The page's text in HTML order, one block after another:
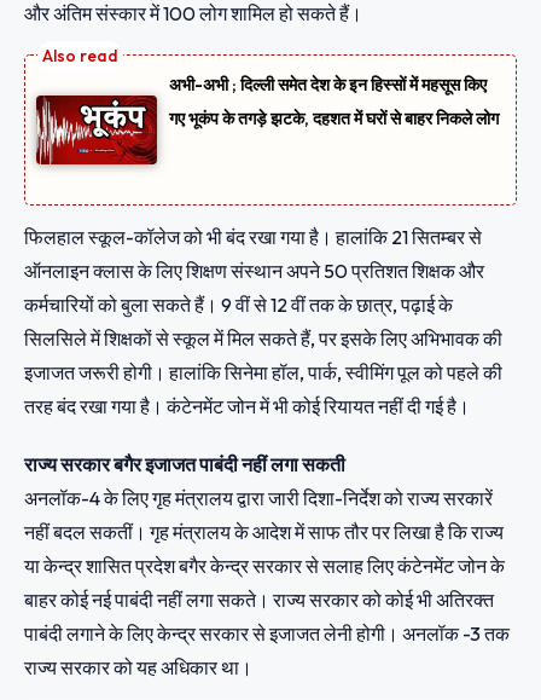
और अंतिम संस्कार में 100 लोग शामिल हो सकते हैं।
अभी-अभी ; दिल्ली समेत देश के इन हिस्सों में महसूस किए
गए भूकंप के तगड़े झटके, दहशत में घरों से बाहर निकले लोग
फिलहाल स्कूल-कॉलेज को भी बंद रखा गया है। हालांकि 21 सितम्बर से
ऑनलाइन क्लास के लिए शिक्षण संस्थान अपने 50 प्रतिशत शिक्षक और
कर्मचारियों को बुला सकते हैं। 9 वीं से 12 वीं तक के छात्र, पढ़ाई के
सिलसिले में शिक्षकों से स्कूल में मिल सकते हैं, पर इसके लिए अभिभावक की
इजाजत जरूरी होगी। हालांकि सिनेमा हॉल, पार्क, स्वीमिंग पूल को पहले की
तरह बंद रखा गया है। कंटेनमेंट जोन में भी कोई रियायत नहीं दी गई है।
राज्य सरकार बगैर इजाजत पाबंदी नहीं लगा सकती
अनलॉक-4 के लिए गृह मंत्रालय द्वारा जारी दिशा-निर्देश को राज्य सरकारें
नहीं बदल सकतीं। गृह मंत्रालय के आदेश में साफ तौर पर लिखा है कि राज्य
या केन्द्र शासित प्रदेश बगैर केन्द्र सरकार से सलाह लिए कंटेनमेंट जोन के
बाहर कोई नई पाबंदी नहीं लगा सकते। राज्य सरकार को कोई भी अतिरक्त
पाबंदी लगाने के लिए केन्द्र सरकार से इजाजत लेनी होगी। अनलॉक -3 तक
राज्य सरकार को यह अधिकार था।